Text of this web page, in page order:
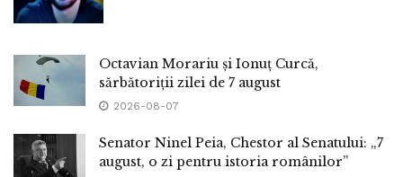
Octavian Morariu și Ionuț Curcă,
sărbătoriții zilei de 7 august
2026-08-07
Senator Ninel Peia, Chestor al Senatului: „7
august, o zi pentru istoria românilor”